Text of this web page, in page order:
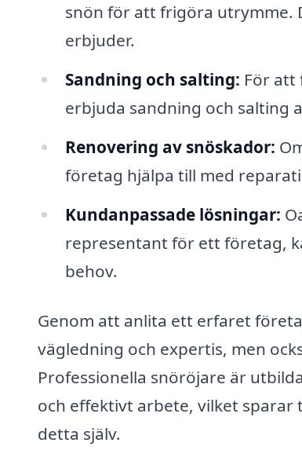
snön för att frigöra utrymme.
erbjuder.
Sandning och salting: För att
erbjuda sandning och salting
Renovering av snöskador:
företag hjälpa till med
Kundanpassade lösningar:
representant för ett företag,
behov.
Genom att anlita ett erfaret
vägledning och expertis, men
Professionella snöröjare är
och effektivt arbete, vilket
detta själv.